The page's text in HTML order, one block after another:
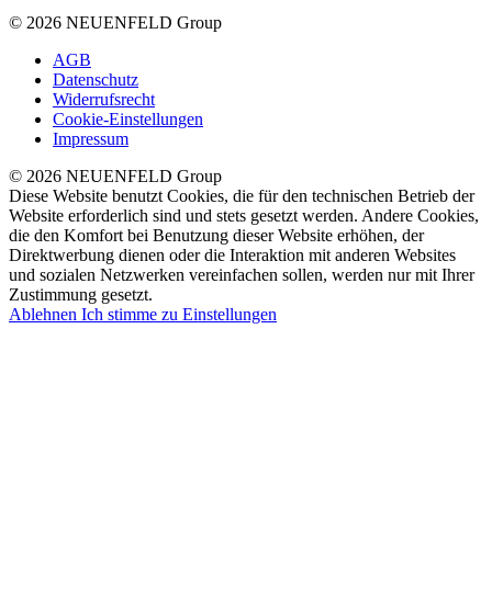
© 2026 NEUENFELD Group
AGB
Datenschutz
Widerrufsrecht
Cookie-Einstellungen
Impressum
© 2026 NEUENFELD Group
Diese Website benutzt Cookies, die für den technischen Betrieb der
Website erforderlich sind und stets gesetzt werden. Andere Cookies,
die den Komfort bei Benutzung dieser Website erhöhen, der
Direktwerbung dienen oder die Interaktion mit anderen Websites
und sozialen Netzwerken vereinfachen sollen, werden nur mit Ihrer
Zustimmung gesetzt.
Ablehnen Ich stimme zu Einstellungen